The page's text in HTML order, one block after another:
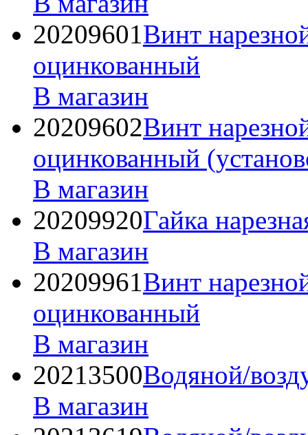
20209601Винт
оцинкованный
В магазин
20209602Винт
оцинкованный
В магазин
20209920Гайка
В магазин
20209961Винт
оцинкованный
В магазин
20213500Водяной/
В магазин